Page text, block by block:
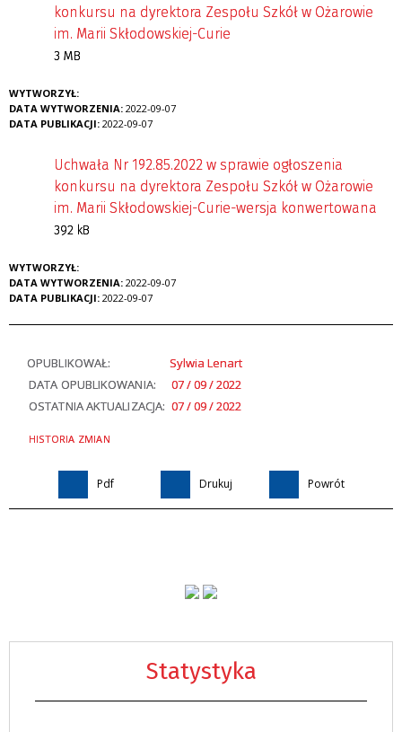
Statystyka
konkursu na dyrektora Zespołu Szkół w Ożarowie
im. Marii Skłodowskiej-Curie
3 MB
WYTWORZYŁ:
DATA WYTWORZENIA: 2022-09-07
DATA PUBLIKACJI: 2022-09-07
Uchwała Nr 192.85.2022 w sprawie ogłoszenia
konkursu na dyrektora Zespołu Szkół w Ożarowie
im. Marii Skłodowskiej-Curie-wersja konwertowana
392 kB
WYTWORZYŁ:
DATA WYTWORZENIA: 2022-09-07
DATA PUBLIKACJI: 2022-09-07
OPUBLIKOWAŁ:
Sylwia Lenart
DATA OPUBLIKOWANIA:
07 / 09 / 2022
OSTATNIA AKTUALIZACJA: 07 / 09 / 2022
HISTORIA ZMIAN
Pdf Drukuj Powrót